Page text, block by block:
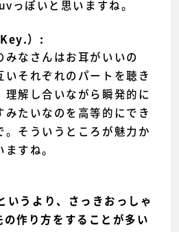
っぽいと思いますね。
）:
みなさんはお耳がいいの
いそれぞれのパートを聴き
理解し合いながら瞬発的に
みたいなのを高等的にでき
。そういうところが魅力か
すね。
いうより、さっきおっしゃ
の作り方をすることが多い